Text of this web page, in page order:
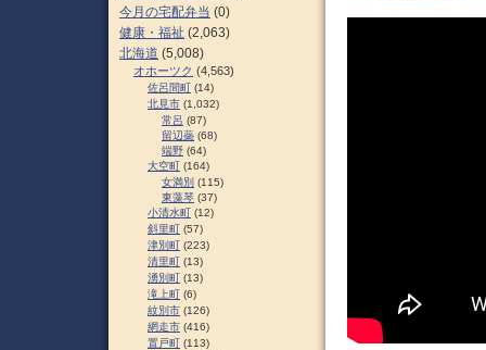
今月の宅配弁当 (0)
健康・福祉 (2,063)
北海道 (5,008)
オホーツク (4,563)
佐呂間町 (14)
北見市 (1,032)
常呂 (87)
留辺蘂 (68)
端野 (64)
大空町 (164)
女満別 (115)
東藻琴 (37)
小清水町 (12)
斜里町 (57)
津別町 (223)
清里町 (13)
湧別町 (13)
滝上町 (6)
紋別市 (126)
網走市 (416)
置戸町 (113)